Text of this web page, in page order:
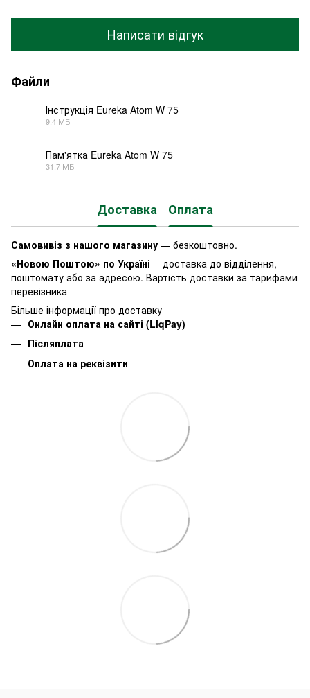
Написати відгук
Файли
Інструкція Eureka Atom W 75
9.4 МБ
Пам'ятка Eureka Atom W 75
31.7 МБ
Доставка Оплата
Самовивіз з нашого магазину — безкоштовно.
«Новою Поштою» по Україні —доставка до відділення,
поштомату або за адресою. Вартість доставки за тарифами
перевізника
Більше інформації про доставку
Онлайн оплата на сайті (LiqPay)
Післяплата
Оплата на реквізити